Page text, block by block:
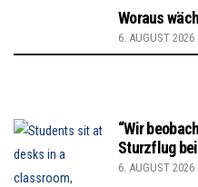
Woraus
6. AUGUST 2026
“Wir
Sturzflug
6. AUGUST 2026